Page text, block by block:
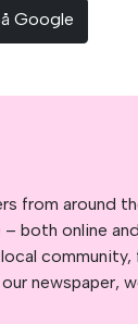
Google
from around
both online
community,
newspaper,